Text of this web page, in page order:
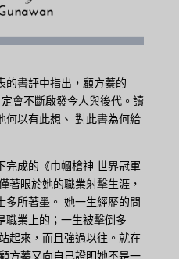
的書評中指出，顧方蓁的
會不斷啟發今人與後代。讀
何以有此想、 對此書為何給
完成的《巾幗槍神 世界冠軍
著眼於她的職業射擊生涯，
多所著墨。 她一生經歷的問
職業上的；一生被擊倒多
起來，而且強過以往。就在
方蓁又向自己證明她不是一